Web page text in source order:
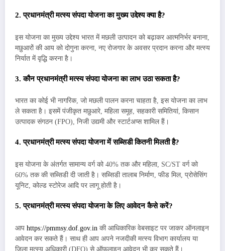
2. प्रधानमंत्री मत्स्य संपदा योजना का मुख्य उद्देश्य क्या है?
इस योजना का मुख्य उद्देश्य भारत में मछली उत्पादन को बढ़ाकर आत्मनिर्भर बनाना,
मछुआरों की आय को दोगुना करना, नए रोजगार के अवसर प्रदान करना और मत्स्य
निर्यात में वृद्धि करना है।
3. कौन प्रधानमंत्री मत्स्य संपदा योजना का लाभ उठा सकता है?
भारत का कोई भी नागरिक, जो मछली पालन करना चाहता है, इस योजना का लाभ
ले सकता है। इसमें पंजीकृत मछुआरे, महिला समूह, सहकारी समितियां, किसान
उत्पादक संगठन (FPO), निजी उद्यमी और स्टार्टअप्स शामिल हैं।
4. प्रधानमंत्री मत्स्य संपदा योजना में सब्सिडी कितनी मिलती है?
इस योजना के अंतर्गत सामान्य वर्ग को 40% तक और महिला, SC/ST वर्ग को
60% तक की सब्सिडी दी जाती है। सब्सिडी तालाब निर्माण, फीड मिल, प्रोसेसिंग
यूनिट, कोल्ड स्टोरेज आदि पर लागू होती है।
5. प्रधानमंत्री मत्स्य संपदा योजना के लिए आवेदन कैसे करें?
आप https://pmmsy.dof.gov.in की आधिकारिक वेबसाइट पर जाकर ऑनलाइन
आवेदन कर सकते हैं। साथ ही आप अपने नजदीकी मत्स्य विभाग कार्यालय या
जिला मत्स्य अधिकारी (DFO) से ऑफलाइन आवेदन भी कर सकते हैं।